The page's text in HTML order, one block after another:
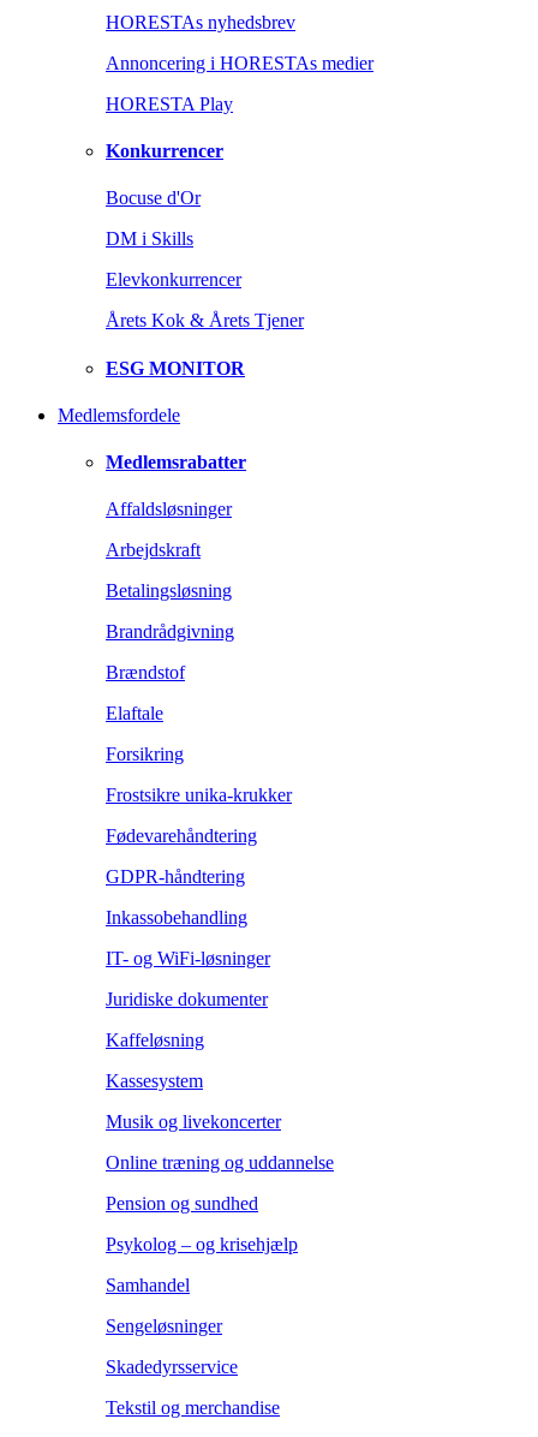
HORESTAs nyhedsbrev
Annoncering i HORESTAs medier
HORESTA Play
Konkurrencer
Bocuse d'Or
DM i Skills
Elevkonkurrencer
Årets Kok & Årets Tjener
ESG MONITOR
Medlemsfordele
Medlemsrabatter
Affaldsløsninger
Arbejdskraft
Betalingsløsning
Brandrådgivning
Brændstof
Elaftale
Forsikring
Frostsikre unika-krukker
Fødevarehåndtering
GDPR-håndtering
Inkassobehandling
IT- og WiFi-løsninger
Juridiske dokumenter
Kaffeløsning
Kassesystem
Musik og livekoncerter
Online træning og uddannelse
Pension og sundhed
Psykolog – og krisehjælp
Samhandel
Sengeløsninger
Skadedyrsservice
Tekstil og merchandise